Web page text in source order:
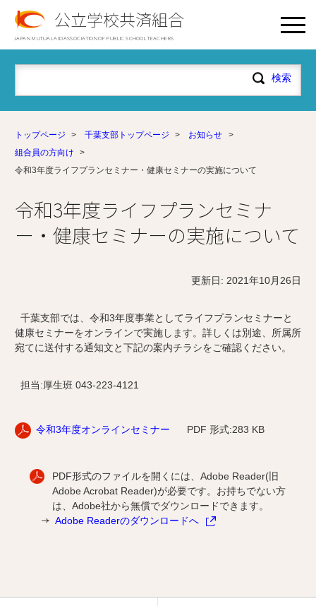
公立学校共済組合
JAPAN MUTUAL AID ASSOCIATION OF PUBLIC SCHOOL TEACHERS
トップページ > 千葉支部トップページ > お知らせ
>
組合員の方向け
>
令和3年度ライフプランセミナー・健康セミナーの実施について
令和3年度ライフプランセミナ
ー・健康セミナーの実施について
更新日: 2021年10月26日
千葉支部では、令和3年度事業としてライフプランセミナーと
健康セミナーをオンラインで実施します。詳しくは別途、所属所
宛てに送付する通知文と下記の案内チラシをご確認ください。
担当:厚生班 043-223-4121
令和3年度オンラインセミナー PDF 形式:283 KB
PDF形式のファイルを開くには、Adobe Reader(旧
Adobe Acrobat Reader)が必要です。お持ちでない方
は、Adobe社から無償でダウンロードできます。
Adobe Readerのダウンロードへ